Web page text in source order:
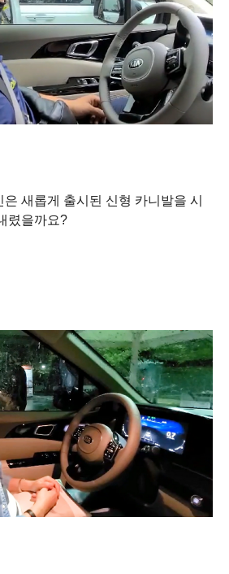
새롭게 출시된 신형 카니발을 시
렸을까요?